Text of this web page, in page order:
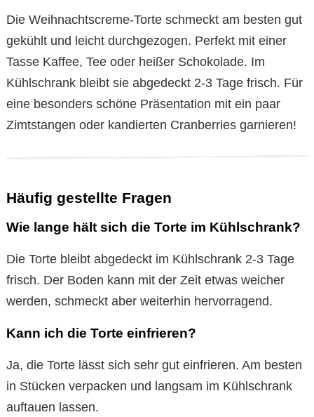
Die Weihnachtscreme-Torte schmeckt am besten gut
gekühlt und leicht durchgezogen. Perfekt mit einer
Tasse Kaffee, Tee oder heißer Schokolade. Im
Kühlschrank bleibt sie abgedeckt 2-3 Tage frisch. Für
eine besonders schöne Präsentation mit ein paar
Zimtstangen oder kandierten Cranberries garnieren!
Häufig gestellte Fragen
Wie lange hält sich die Torte im Kühlschrank?
Die Torte bleibt abgedeckt im Kühlschrank 2-3 Tage
frisch. Der Boden kann mit der Zeit etwas weicher
werden, schmeckt aber weiterhin hervorragend.
Kann ich die Torte einfrieren?
Ja, die Torte lässt sich sehr gut einfrieren. Am besten
in Stücken verpacken und langsam im Kühlschrank
auftauen lassen.